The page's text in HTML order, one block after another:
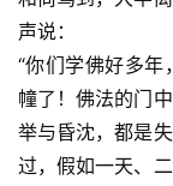
声说：
“你们学佛好多
幢了！佛法的门
举与昏沈，都是
过，假如一天、